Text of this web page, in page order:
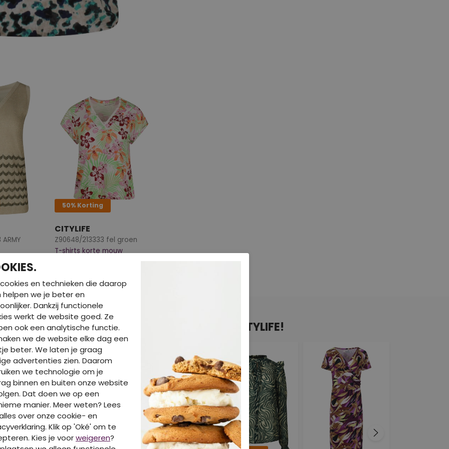
50% Korting
CITYLIFE
Z90648/213333 fel groen
T-shirts korte mouw
DIT IS OOK LEUK VAN CITYLIFE!
en technieken die daarop
helpen we je beter en
Dankzij functionele
werkt de website goed. Ze
ook een analytische functie.
we de website elke dag een
beter. We laten je graag
advertenties zien. Daarom
we technologie om je
binnen en buiten onze website
Dat doen we op een
manier. Meer weten? Lees
over onze cookie- en
Klik op 'Oké' om te
Kies je voorweigeren?